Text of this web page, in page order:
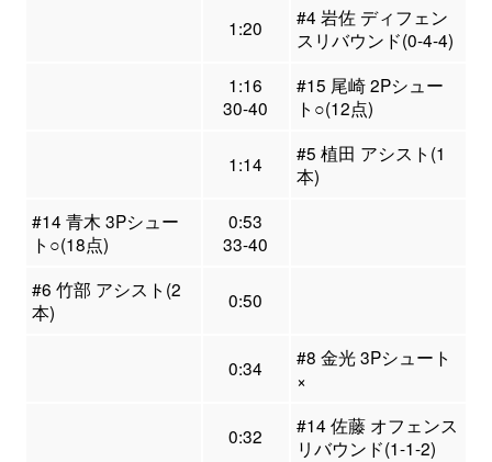
1:20
#4 岩佐 ディフェン
スリバウンド(0-4-4)
1:16
30-40
#15 尾崎 2Pシュー
ト○(12点)
1:14
#5 植田 アシスト(1
本)
#14 青木 3Pシュー
ト○(18点)
0:53
33-40
#6 竹部 アシスト(2
本)
0:50
0:34
#8 金光 3Pシュート
×
0:32
#14 佐藤 オフェンス
リバウンド(1-1-2)